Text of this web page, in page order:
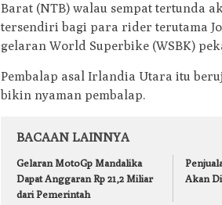
Barat (NTB) walau sempat tertunda
tersendiri bagi para rider terutama
gelaran World Superbike (WSBK)
Pembalap asal Irlandia Utara itu
bikin nyaman pembalap.
BACAAN LAINNYA
Gelaran MotoGp Mandalika
Dapat Anggaran Rp 21,2 Miliar
dari Pemerintah
Akan